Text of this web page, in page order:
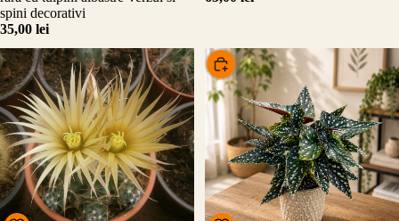
spini decorativi
35,00 lei
Alege